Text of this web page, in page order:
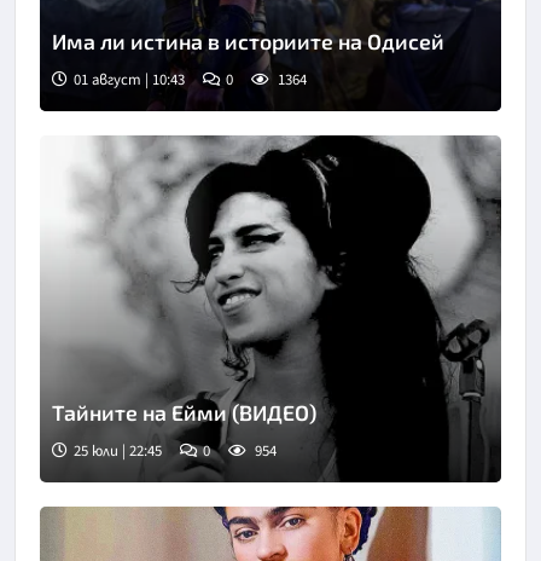
Има ли истина в историите на Одисей
01 август | 10:43 0 1364
Тайните на Ейми (ВИДЕО)
25 юли | 22:45 0 954